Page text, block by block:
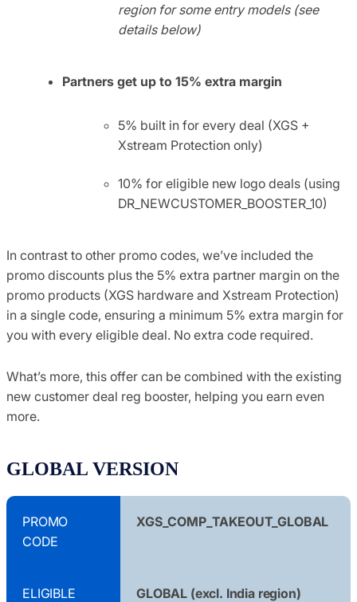
region for some entry models (see
details below)
Partners get up to 15% extra margin
5% built in for every deal (XGS +
Xstream Protection only)
10% for eligible new logo deals (using
DR_NEWCUSTOMER_BOOSTER_10)
In contrast to other promo codes, we’ve included the
promo discounts plus the 5% extra partner margin on the
promo products (XGS hardware and Xstream Protection)
in a single code, ensuring a minimum 5% extra margin for
you with every eligible deal. No extra code required.
What’s more, this offer can be combined with the existing
new customer deal reg booster, helping you earn even
more.
GLOBAL VERSION
PROMO
CODE
XGS_COMP_TAKEOUT_GLOBAL
ELIGIBLE
GLOBAL (excl. India region)